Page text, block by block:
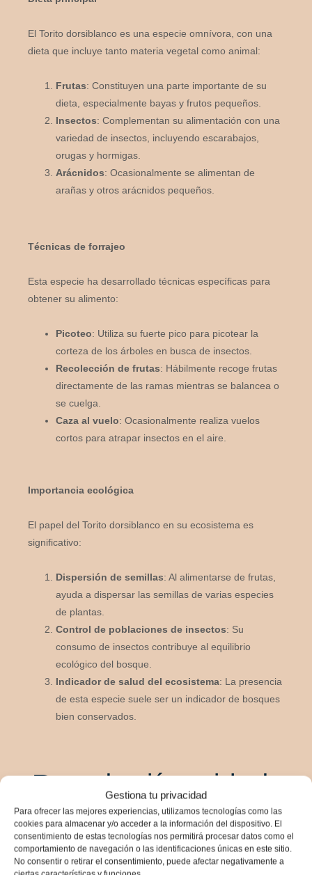
Gestiona tu privacidad
Para ofrecer las mejores experiencias, utilizamos tecnologías como las
cookies para almacenar y/o acceder a la información del dispositivo. El
consentimiento de estas tecnologías nos permitirá procesar datos como el
comportamiento de navegación o las identificaciones únicas en este sitio.
No consentir o retirar el consentimiento, puede afectar negativamente a
El Torito dorsiblanco es una especie omnívora, con una
dieta que incluye tanto materia vegetal como animal:
Frutas: Constituyen una parte importante de su
dieta, especialmente bayas y frutos pequeños.
Insectos: Complementan su alimentación con una
variedad de insectos, incluyendo escarabajos,
orugas y hormigas.
Arácnidos: Ocasionalmente se alimentan de
arañas y otros arácnidos pequeños.
Técnicas de forrajeo
Esta especie ha desarrollado técnicas específicas para
obtener su alimento:
Picoteo: Utiliza su fuerte pico para picotear la
corteza de los árboles en busca de insectos.
Recolección de frutas: Hábilmente recoge frutas
directamente de las ramas mientras se balancea o
se cuelga.
Caza al vuelo: Ocasionalmente realiza vuelos
cortos para atrapar insectos en el aire.
Importancia ecológica
El papel del Torito dorsiblanco en su ecosistema es
significativo:
Dispersión de semillas: Al alimentarse de frutas,
ayuda a dispersar las semillas de varias especies
de plantas.
Control de poblaciones de insectos: Su
consumo de insectos contribuye al equilibrio
ecológico del bosque.
Indicador de salud del ecosistema: La presencia
de esta especie suele ser un indicador de bosques
bien conservados.
Reproducción y ciclo de
vida
Temporada de reproducción